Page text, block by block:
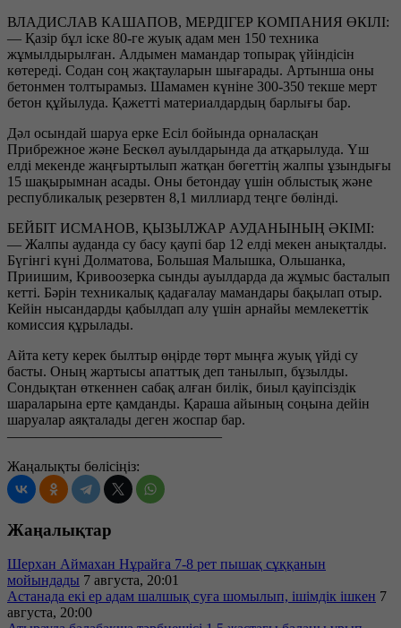
ВЛАДИСЛАВ КАШАПОВ, МЕРДІГЕР КОМПАНИЯ ӨКІЛІ:
— Қазір бұл іске 80-ге жуық адам мен 150 техника
жұмылдырылған. Алдымен мамандар топырақ үйіндісін
көтереді. Содан соң жақтауларын шығарады. Артынша оны
бетонмен толтырамыз. Шамамен күніне 300-350 текше мерт
бетон құйылуда. Қажетті материалдардың барлығы бар.
Дәл осындай шаруа ерке Есіл бойында орналасқан
Прибрежное және Бескөл ауылдарында да атқарылуда. Үш
елді мекенде жаңғыртылып жатқан бөгеттің жалпы ұзындығы
15 шақырымнан асады. Оны бетондау үшін облыстық және
республикалық резервтен 8,1 миллиард теңге бөлінді.
БЕЙБІТ ИСМАНОВ, ҚЫЗЫЛЖАР АУДАНЫНЫҢ ӘКІМІ:
— Жалпы ауданда су басу қаупі бар 12 елді мекен анықталды.
Бүгінгі күні Долматова, Большая Малышка, Ольшанка,
Приишим, Кривоозерка сынды ауылдарда да жұмыс басталып
кетті. Бәрін техникалық қадағалау мамандары бақылап отыр.
Кейін нысандарды қабылдап алу үшін арнайы мемлекеттік
комиссия құрылады.
Айта кету керек былтыр өңірде төрт мыңға жуық үйді су
басты. Оның жартысы апаттық деп танылып, бұзылды.
Сондықтан өткеннен сабақ алған билік, биыл қауіпсіздік
шараларына ерте қамданды. Қараша айының соңына дейін
шаруалар аяқталады деген жоспар бар.
———————————————
Жаңалықты бөлісіңіз:
Жаңалықтар
Шерхан Аймахан Нұрайға 7-8 рет пышақ сұққанын
мойындады 7 августа, 20:01
Астанада екі ер адам шалшық суға шомылып, ішімдік ішкен 7
августа, 20:00